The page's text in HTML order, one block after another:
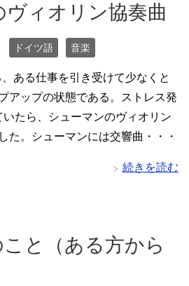
ヴィオリン協奏曲
ドイツ語 音楽
ある仕事を引き受けて少なくと
アップの状態である。ストレス発
たら、シューマンのヴィオリン
た。シューマンには交響曲・・・
続きを読む
と（ある方から